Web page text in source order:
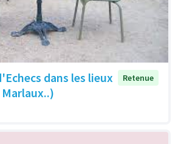
dans les lieux
Retenue